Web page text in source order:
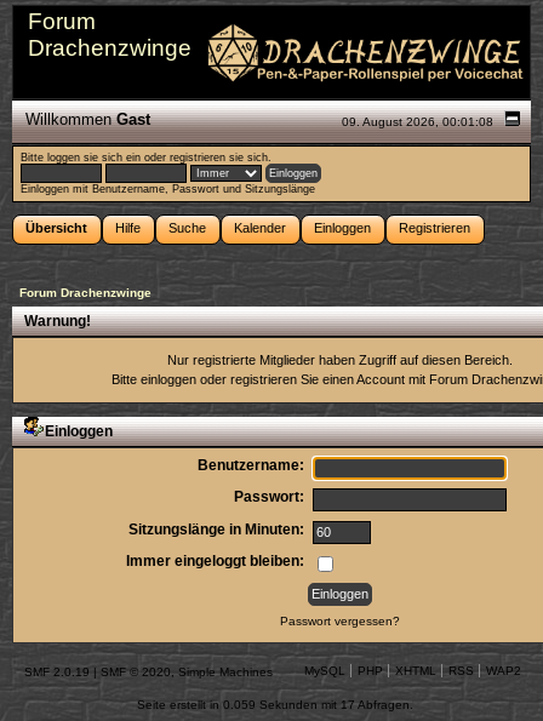
Forum
Drachenzwinge
09. August 2026, 00:01:08
WillkommenGast
Bitte loggen sie sich ein oderregistrieren sie sich.
Einloggen mit Benutzername, Passwort und Sitzungslänge
Übersicht Hilfe Suche Kalender Einloggen Registrieren
Forum Drachenzwinge
Warnung!
Nur registrierte Mitglieder haben Zugriff auf diesen Bereich.
Bitte einloggen oder registrieren Sie einen Account mit Forum
Einloggen
Benutzername:
Passwort:
Sitzungslänge in Minuten:
Immer eingeloggt bleiben:
Passwort vergessen?
SMF 2.0.19 | SMF © 2020 ,Simple Machines MySQL PHP XHTML RSS WAP2
Seite erstellt in 0.059 Sekunden mit 17 Abfragen.